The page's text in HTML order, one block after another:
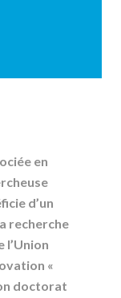
en
d’un
recherche
l’Union
«
doctorat